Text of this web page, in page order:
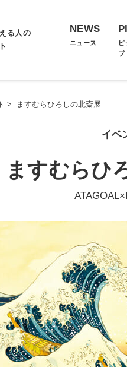
る人の
NEWS
ニュース
ピ
プ
> ますむらひろしの北斎展
イベ
ますむらひ